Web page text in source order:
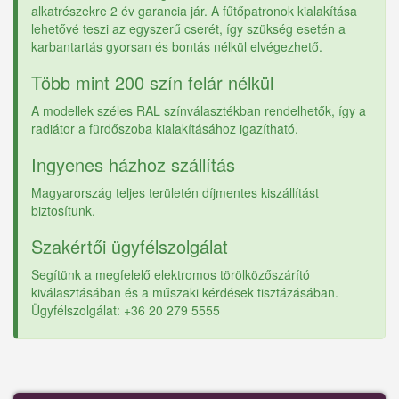
alkatrészekre 2 év garancia jár. A fűtőpatronok kialakítása
lehetővé teszi az egyszerű cserét, így szükség esetén a
karbantartás gyorsan és bontás nélkül elvégezhető.
Több mint 200 szín felár nélkül
A modellek széles RAL színválasztékban rendelhetők, így a
radiátor a fürdőszoba kialakításához igazítható.
Ingyenes házhoz szállítás
Magyarország teljes területén díjmentes kiszállítást
biztosítunk.
Szakértői ügyfélszolgálat
Segítünk a megfelelő elektromos törölközőszárító
kiválasztásában és a műszaki kérdések tisztázásában.
Ügyfélszolgálat: +36 20 279 5555